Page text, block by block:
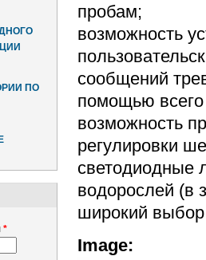
ПО
*
пробам;
возможность
сообщений
помощью всего
возможность
регулировки
светодиодные
водорослей (в
широкий
Image: